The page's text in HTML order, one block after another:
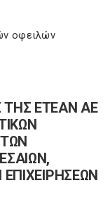
οφειλών
ΕΤΕΑΝ ΑΕ